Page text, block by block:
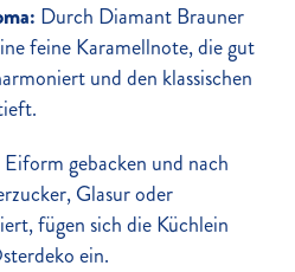
Durch Diamant Brauner
feine Karamellnote, die gut
und den klassischen
gebacken und nach
Glasur oder
fügen sich die Küchlein
ein.